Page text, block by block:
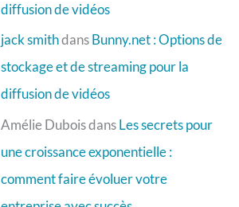
diffusion de vidéos
jack smithdansBunny.net : Options de
stockage et de streaming pour la
diffusion de vidéos
Amélie DuboisdansLes secrets pour
une croissance exponentielle :
comment faire évoluer votre